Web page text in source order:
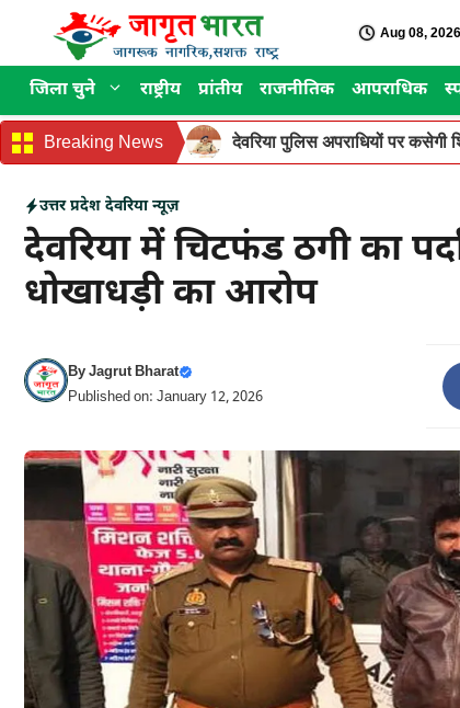
content
Aug 08,
जिला चुने राष्ट्रीय प्रांतीय राजनीतिक आपराधिक
Breaking News देवरिया पुलिस अपराधियों पर कसेगी
उत्तर प्रदेश देवरिया न्यूज़
देवरिया में चिटफंड ठगी का
धोखाधड़ी का आरोप
ByJagrut Bharat
Published on: January 12, 2026